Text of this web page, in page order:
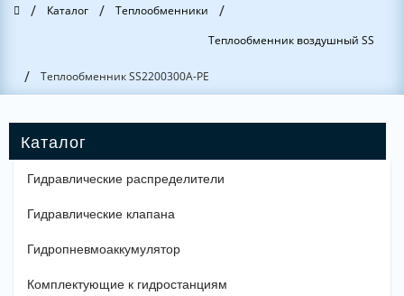
Главная
/ Каталог / Теплообменники /
Теплообменник воздушный SS
/ Теплообменник SS2200300A-PE
Гидравлические распределители
Гидравлические клапана
Гидропневмоаккумулятор
Комплектующие к гидростанциям